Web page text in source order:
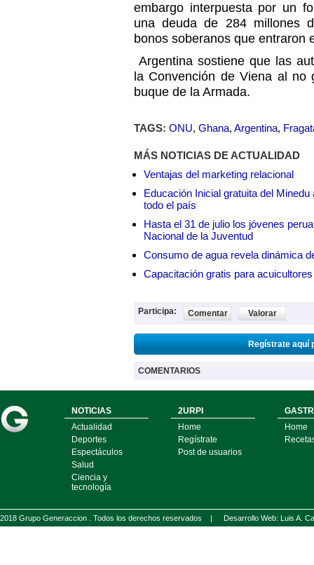
embargo interpuesta por un
una deuda de 284 millones
bonos soberanos que entraron
Argentina sostiene que las
la Convención de Viena al no
buque de la Armada.
TAGS: ONU, Ghana, Argentina,
MÁS NOTICIAS DE ACTUALIDAD
Ventajas del marketing relacional
Educación Inicial gratuita del
todo el país
Hasta el 31 de julio los jóvenes
Nacional de la Juventud
Consumo de agua revela dinámica
Capacitación gratis para
Participa: Comentar Valorar
Regístrate aquí
COMENTARIOS
NOTICIAS
Actualidad
Deportes
Espectáculos
Salud
Ciencia y
tecnología
2URPI
Home
Regístrate
Post de usuarios
Home
2018 Grupo Generaccion . Todos los derechos reservados | Desarrollo Web: Luis